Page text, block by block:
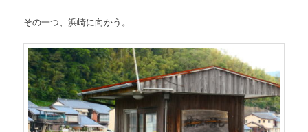
その一つ、浜崎に向かう。